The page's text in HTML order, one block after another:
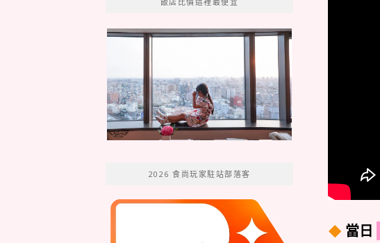
當日
2026 食尚玩家駐站部落客